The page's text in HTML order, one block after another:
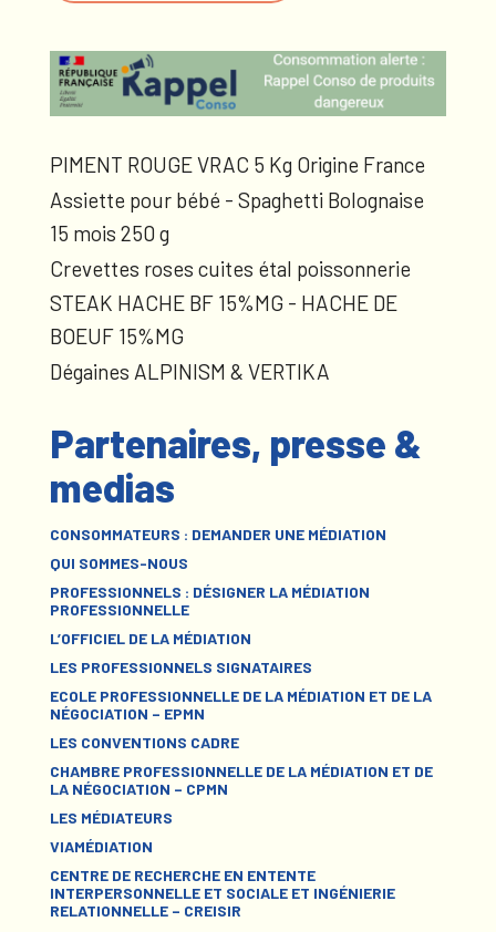
PIMENT ROUGE VRAC 5 Kg Origine France
Assiette pour bébé - Spaghetti Bolognaise
15 mois 250 g
Crevettes roses cuites étal poissonnerie
STEAK HACHE BF 15%MG - HACHE DE
BOEUF 15%MG
Dégaines ALPINISM & VERTIKA
Partenaires, presse &
medias
CONSOMMATEURS : DEMANDER UNE MÉDIATION
QUI SOMMES-NOUS
PROFESSIONNELS : DÉSIGNER LA MÉDIATION
PROFESSIONNELLE
L’OFFICIEL DE LA MÉDIATION
LES PROFESSIONNELS SIGNATAIRES
ECOLE PROFESSIONNELLE DE LA MÉDIATION ET DE LA
NÉGOCIATION – EPMN
LES CONVENTIONS CADRE
CHAMBRE PROFESSIONNELLE DE LA MÉDIATION ET DE
LA NÉGOCIATION – CPMN
LES MÉDIATEURS
VIAMÉDIATION
CENTRE DE RECHERCHE EN ENTENTE
INTERPERSONNELLE ET SOCIALE ET INGÉNIERIE
RELATIONNELLE – CREISIR